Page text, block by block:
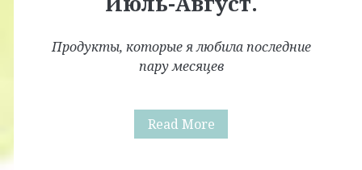
Продукты, которые я любила последние
пару месяцев
Read MoreФавориты